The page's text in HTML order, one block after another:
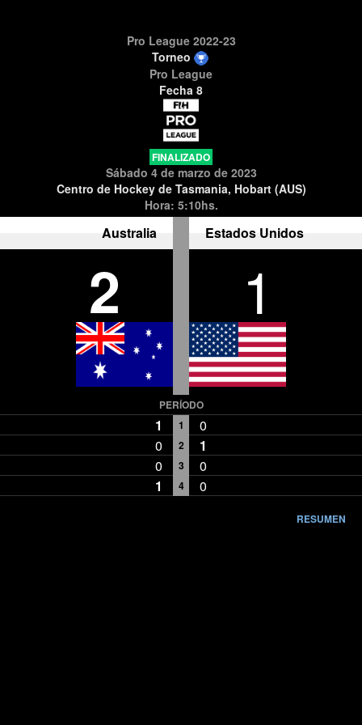
Pro League 2022-23
Torneo
Pro League
Fecha 8
FINALIZADO
Sábado 4 de marzo de 2023
Centro de Hockey de Tasmania, Hobart (AUS)
Hora: 5:10hs.
Australia Estados Unidos
2 1
PERÍODO
1 1
0
0
2
1
0
3
0
1
4 0
RESUMEN